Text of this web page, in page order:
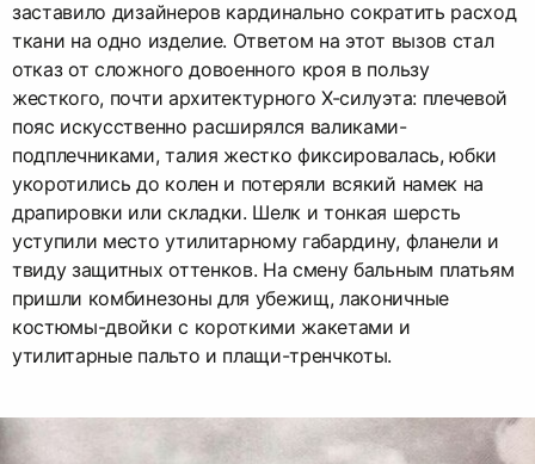
заставило дизайнеров кардинально сократить расход
ткани на одно изделие. Ответом на этот вызов стал
отказ от сложного довоенного кроя в пользу
жесткого, почти архитектурного Х-силуэта: плечевой
пояс искусственно расширялся валиками-
подплечниками, талия жестко фиксировалась, юбки
укоротились до колен и потеряли всякий намек на
драпировки или складки. Шелк и тонкая шерсть
уступили место утилитарному габардину, фланели и
твиду защитных оттенков. На смену бальным платьям
пришли комбинезоны для убежищ, лаконичные
костюмы-двойки с короткими жакетами и
утилитарные пальто и плащи-тренчкоты.